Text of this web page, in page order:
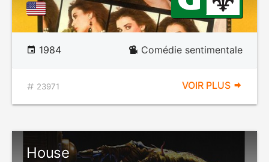
1984 Comédie sentimentale
23971 VOIR PLUS
House